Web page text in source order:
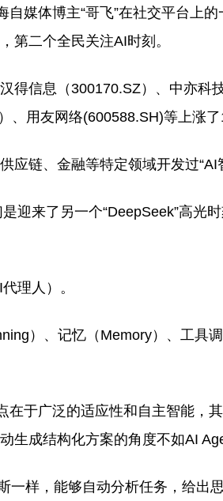
媒体博主“哥飞”在社交平台上
第二个全民关注AI时刻。
得信息（300170.SZ）、中亦科
用友网络(600588.SH)等上涨了
链、金融等特定领域开发过“AI
迎来了另一个“DeepSeek”高光时
理人）。
）、记忆（Memory）、工具
于广泛的适应性和自主智能，
成结构化方案的角度不如AI
样，能够自动分析任务，给出